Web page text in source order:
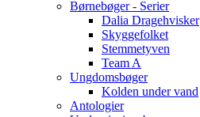
Børnebøger - Serier
Dalia Dragehvisker
Skyggefolket
Stemmetyven
Team A
Ungdomsbøger
Kolden under vand
Antologier